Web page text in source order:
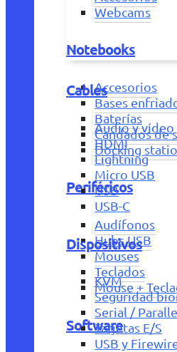
Webcams
Notebooks
Accesorios
Bases
Baterías
Candados de
Docking
Periféricos
Audífonos
Hubs USB
Mouses
Teclados
Mouse +
Software
Cables
Audio y vídeo
HDMI
Lightning
Micro USB
USB
USB-C
Dispositivos
KVM
Seguridad
Serial /
Tarjetas E/S
USB y